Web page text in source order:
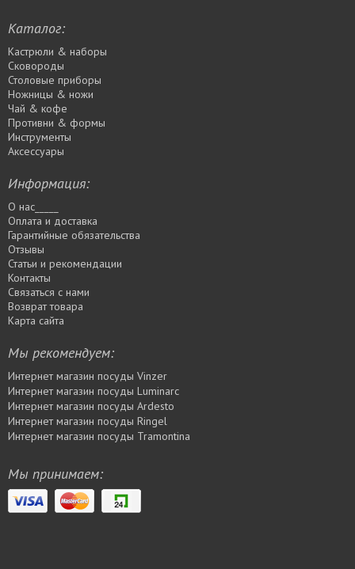
Каталог:
Кастрюли & наборы
Сковороды
Столовые приборы
Ножницы & ножи
Чай & кофе
Противни & формы
Инструменты
Аксессуары
Информация:
О нас_____
Оплата и доставка
Гарантийные обязательства
Отзывы
Статьи и рекомендации
Контакты
Связаться с нами
Возврат товара
Карта сайта
Мы рекомендуем:
Интернет магазин посуды Vinzer
Интернет магазин посуды Luminarc
Интернет магазин посуды Ardesto
Интернет магазин посуды Rіngel
Интернет магазин посуды Tramontina
Мы принимаем: